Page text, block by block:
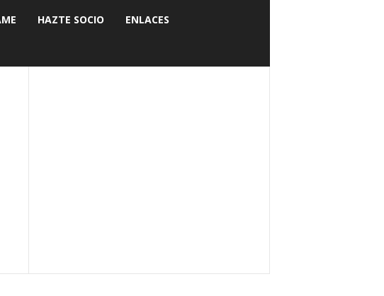
HAZTE SOCIO ENLACES